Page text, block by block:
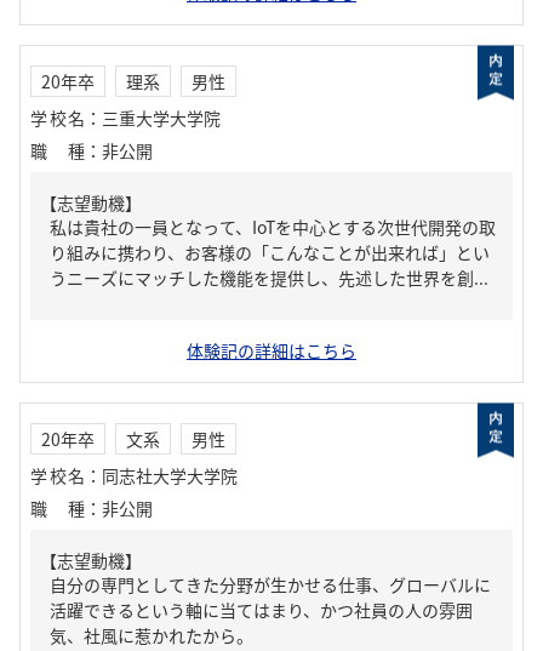
20年卒 理系
男性
学校名 ： 三重大学大学院
職種 ： 非公開
【志望動機】
私は貴社の一員となって、IoTを中心とする次世代開発の取
り組みに携わり、お客様の「こんなことが出来れば」とい
うニーズにマッチした機能を提供し、先述した世界を創...
体験記の詳細はこちら
20年卒 文系
男性
学校名 ： 同志社大学大学院
職種 ： 非公開
【志望動機】
自分の専門としてきた分野が生かせる仕事、グローバルに
活躍できるという軸に当てはまり、かつ社員の人の雰囲
気、社風に惹かれたから。